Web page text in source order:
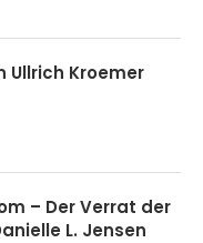
Ullrich Kroemer
– Der Verrat der
L. Jensen